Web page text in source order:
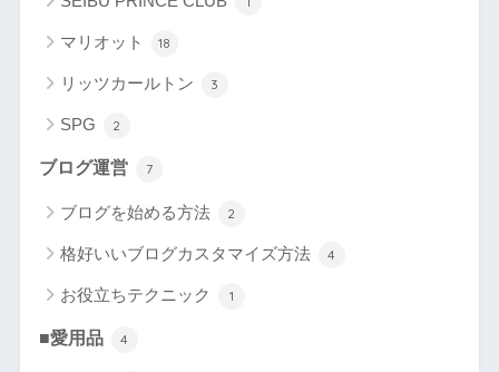
マリオット 18
リッツカールトン 3
SPG 2
ブログ運営 7
ブログを始める方法 2
格好いいブログカスタマイズ方法 4
お役立ちテクニック 1
■愛用品 4